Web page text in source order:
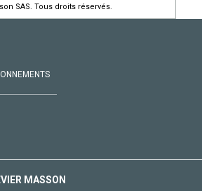
SAS. Tous droits réservés.
MASSON